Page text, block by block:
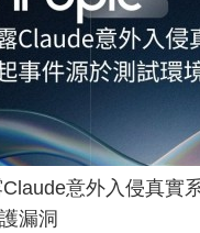
意外入侵真實
漏洞